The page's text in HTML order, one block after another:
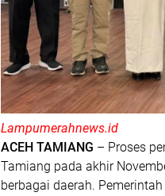
Lampumerahnews.id
ACEH TAMIANG – Proses
Tamiang pada akhir
berbagai daerah.